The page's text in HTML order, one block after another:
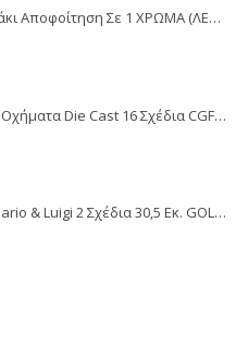
Λούτρινο Αρκουδάκι Αποφοίτηση Σε 1 ΧΡΩΜΑ (ΛΕΥΚΟ)25Εκ 1850
Fisher-Price Blaze Οχήματα Die Cast 16 Σχέδια CGF20
Λούτρινα Super Mario & Luigi 2 Σχέδια 30,5 Εκ. GOL13769